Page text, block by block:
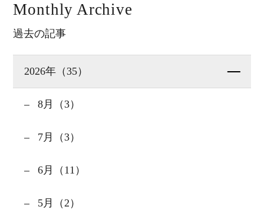
Monthly Archive
過去の記事
2026年（35）
8月（3）
7月（3）
6月（11）
5月（2）